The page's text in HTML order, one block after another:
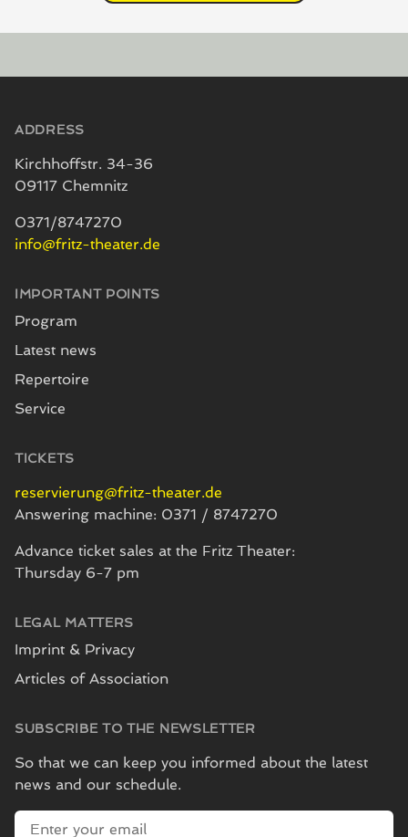
ADDRESS
Kirchhoffstr. 34-36
09117 Chemnitz
0371/8747270
info@fritz-theater.de
IMPORTANT POINTS
Program
Latest news
Repertoire
Service
TICKETS
reservierung@fritz-theater.de
Answering machine: 0371 / 8747270
Advance ticket sales at the Fritz Theater:
Thursday 6-7 pm
LEGAL MATTERS
Imprint & Privacy
Articles of Association
SUBSCRIBE TO THE NEWSLETTER
So that we can keep you informed about the latest
news and our schedule.
E-mail address